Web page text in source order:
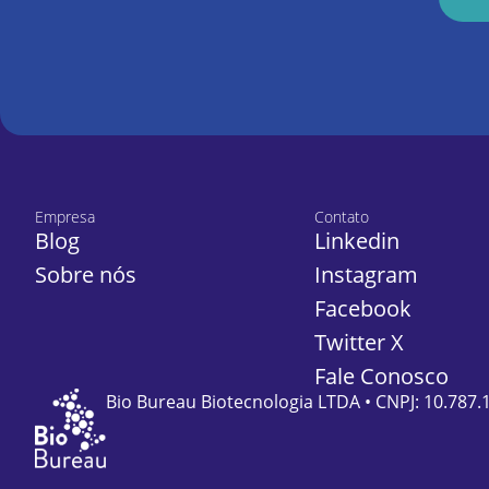
Empresa
Blog
Sobre nós
Contato
Linkedin
Instagram
Facebook
Twitter X
Fale Conosco
Bio Bureau Biotecnologia LTDA • CNPJ: